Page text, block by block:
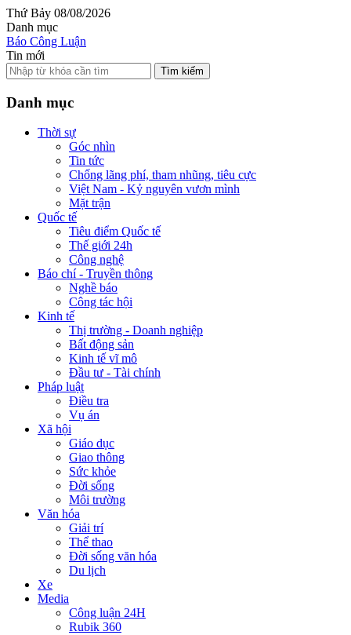
Thứ Bảy 08/08/2026
Danh mục
Báo Công Luận
Tin mới
Tìm kiếm
Danh mục
Thời sự
Góc nhìn
Tin tức
Chống lãng phí, tham nhũng, tiêu cực
Việt Nam - Kỷ nguyên vươn mình
Mặt trận
Quốc tế
Tiêu điểm Quốc tế
Thế giới 24h
Công nghệ
Báo chí - Truyền thông
Nghề báo
Công tác hội
Kinh tế
Thị trường - Doanh nghiệp
Bất động sản
Kinh tế vĩ mô
Đầu tư - Tài chính
Pháp luật
Điều tra
Vụ án
Xã hội
Giáo dục
Giao thông
Sức khỏe
Đời sống
Môi trường
Văn hóa
Giải trí
Thể thao
Đời sống văn hóa
Du lịch
Xe
Media
Công luận 24H
Rubik 360